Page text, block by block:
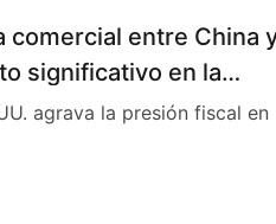
comercial entre China
significativo en la
agrava la presión fiscal en